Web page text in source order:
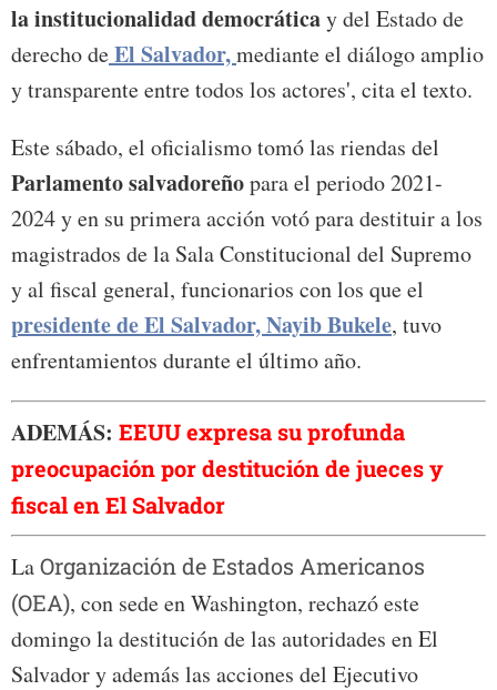
la institucionalidad democráticay del Estado de
derecho deEl Salvador,mediante el diálogo amplio
y transparente entre todos los actores', cita el texto.
Este sábado, el oficialismo tomó las riendas del
Parlamento salvadoreñopara el periodo 2021-
2024 y en su primera acción votó para destituir a los
magistrados de la Sala Constitucional del Supremo
y al fiscal general, funcionarios con los que el
presidente de El Salvador, Nayib Bukele, tuvo
enfrentamientos durante el último año.
ADEMÁS: EEUU expresa su profunda
preocupación por destitución de jueces y
fiscal en El Salvador
LaOrganización de Estados Americanos
(OEA), con sede en Washington, rechazó este
domingo la destitución de las autoridades en El
Salvador y además las acciones del Ejecutivo